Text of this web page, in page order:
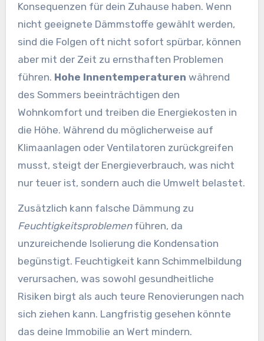
Konsequenzen für dein Zuhause haben. Wenn
nicht geeignete Dämmstoffe gewählt werden,
sind die Folgen oft nicht sofort spürbar, können
aber mit der Zeit zu ernsthaften Problemen
führen. Hohe Innentemperaturen während
des Sommers beeinträchtigen den
Wohnkomfort und treiben die Energiekosten in
die Höhe. Während du möglicherweise auf
Klimaanlagen oder Ventilatoren zurückgreifen
musst, steigt der Energieverbrauch, was nicht
nur teuer ist, sondern auch die Umwelt belastet.
Zusätzlich kann falsche Dämmung zu
Feuchtigkeitsproblemenführen, da
unzureichende Isolierung die Kondensation
begünstigt. Feuchtigkeit kann Schimmelbildung
verursachen, was sowohl gesundheitliche
Risiken birgt als auch teure Renovierungen nach
sich ziehen kann. Langfristig gesehen könnte
das deine Immobilie an Wert mindern.